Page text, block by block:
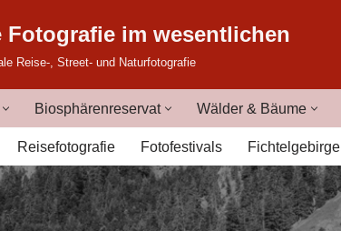
Fotografie im wesentlichen
Reise-, Street- und Naturfotografie
Biosphärenreservat Wälder & Bäume
Reisefotografie Fotofestivals Fichtelgebirge